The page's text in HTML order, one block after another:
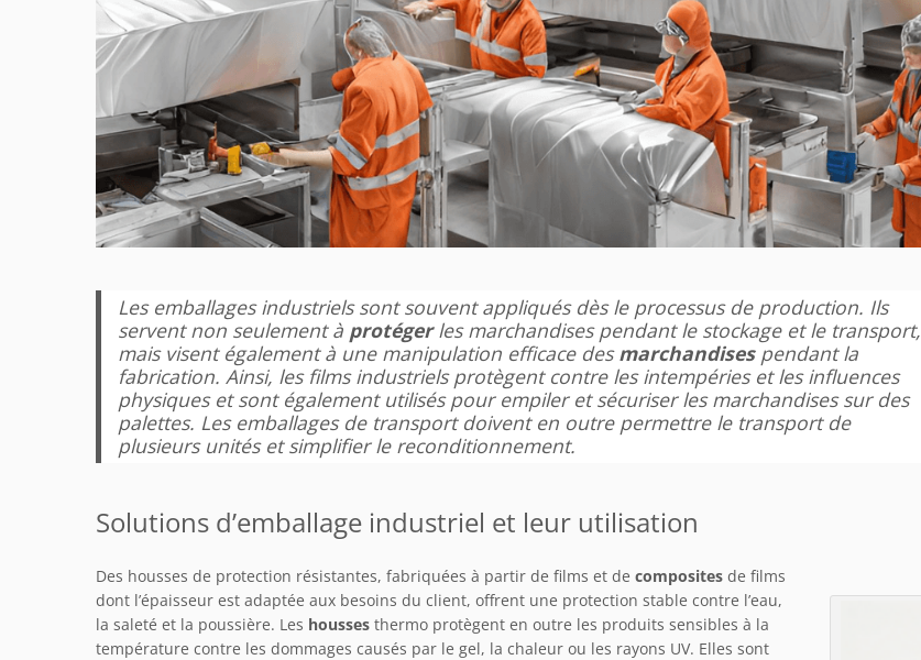
Les emballages industriels sont souvent appliqués dès le processus de production. Ils
servent non seulement à protégerles marchandises pendant le stockage et le transport,
mais visent également à une manipulation efficace desmarchandisespendant la
fabrication. Ainsi, les films industriels protègent contre les intempéries et les influences
physiques et sont également utilisés pour empiler et sécuriser les marchandises sur des
palettes. Les emballages de transport doivent en outre permettre le transport de
plusieurs unités et simplifier le reconditionnement.
Solutions d’emballage industriel et leur utilisation
Des housses de protection résistantes, fabriquées à partir de films et de composites de films
dont l’épaisseur est adaptée aux besoins du client, offrent une protection stable contre l’eau,
la saleté et la poussière. Les housses thermo protègent en outre les produits sensibles à la
température contre les dommages causés par le gel, la chaleur ou les rayons UV. Elles sont